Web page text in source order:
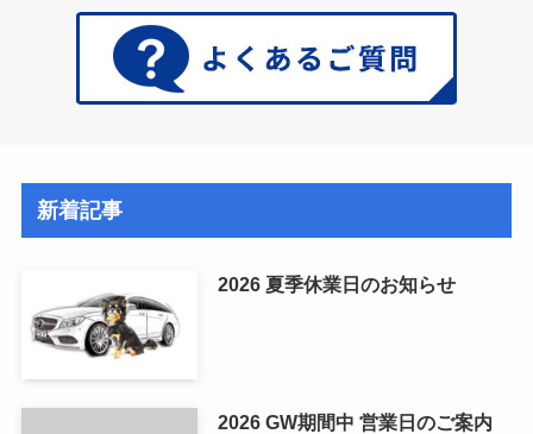
新着記事
2026 夏季休業日のお知らせ
2026 GW期間中 営業日のご案内